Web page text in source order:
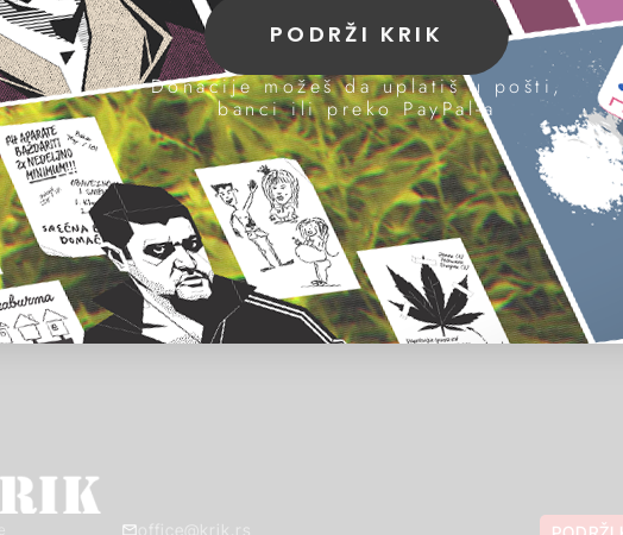
office@krik.rs
PODRŽI KRIK
Donacije možeš da uplatiš u pošti,
banci ili preko PayPal-a